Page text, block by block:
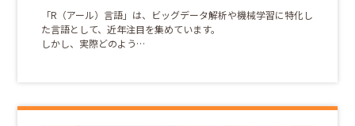
「R（アール）言語」は、ビッグデータ解析や機械学習に特化し
た言語として、近年注目を集めています。
しかし、実際どのよう…